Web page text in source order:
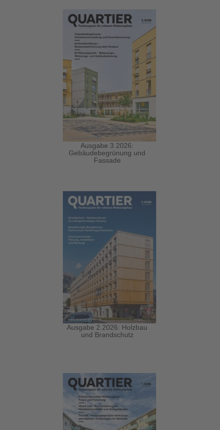
Ausgabe 3.2026:
Gebäudebegrünung und
Fassade
Ausgabe 2.2026: Holzbau
und Brandschutz